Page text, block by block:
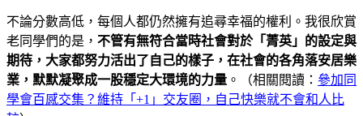
不論分數高低，每個人都仍然擁有追尋幸福的權利。我很欣賞
老同學們的是， 不管有無符合當時社會對於「菁英」的設定與
期待，大家都努力活出了自己的樣子，在社會的各角落安居樂
業，默默凝聚成一股穩定大環境的力量 。（相關閱讀： 參加同
學會百感交集？維持「+1」交友圈，自己快樂就不會和人比